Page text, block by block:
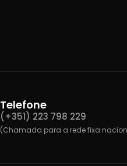
Telefone
(+351) 223 798 229
(Chamada para a rede fixa